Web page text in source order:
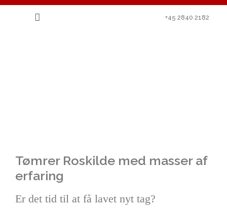
+45 2840 2182
Tømrer Roskilde med masser af
erfaring
Er det tid til at få lavet nyt tag?